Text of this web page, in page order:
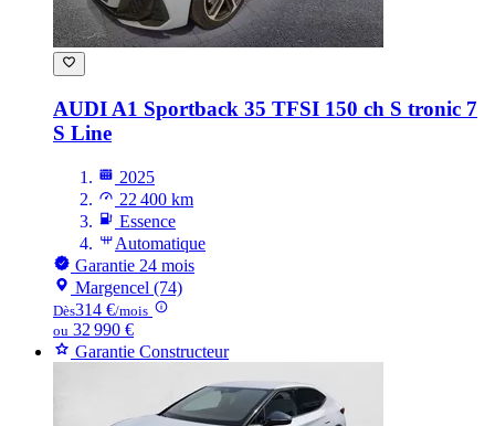
AUDI A1 Sportback 35 TFSI 150 ch S tronic 7
S Line
2025
22 400 km
Essence
Automatique
Garantie 24 mois
Margencel (74)
Dès314 €/mois
ou 32 990 €
Garantie Constructeur